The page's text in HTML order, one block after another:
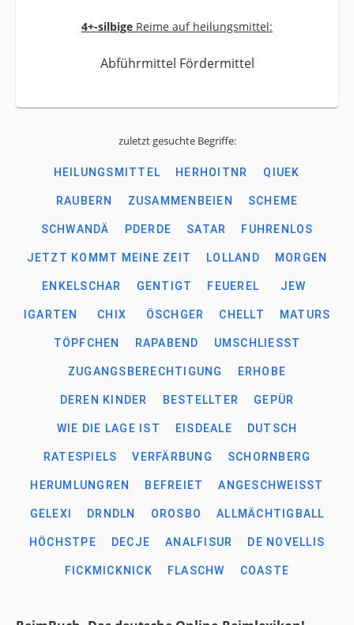
4+-silbige Reime auf heilungsmittel:
Abführmittel Fördermittel
zuletzt gesuchte Begriffe:
HEILUNGSMITTEL HERHOITNR QIUEK
RAUBERN ZUSAMMENBEIEN SCHEME
SCHWANDÄ PDERDE SATAR FUHRENLOS
JETZT KOMMT MEINE ZEIT LOLLAND MORGEN
ENKELSCHAR GENTIGT FEUEREL JEW
IGARTEN CHIX ÖSCHGER CHELLT MATURS
TÖPFCHEN RAPABEND UMSCHLIESST
ZUGANGSBERECHTIGUNG ERHOBE
DEREN KINDER BESTELLTER GEPÜR
WIE DIE LAGE IST EISDEALE DUTSCH
RATESPIELS VERFÄRBUNG SCHORNBERG
HERUMLUNGREN BEFREIET ANGESCHWEISST
GELEXI DRNDLN OROSBO ALLMÄCHTIGBALL
HÖCHSTPE DECJE ANALFISUR DE NOVELLIS
FICKMICKNICK FLASCHW COASTE